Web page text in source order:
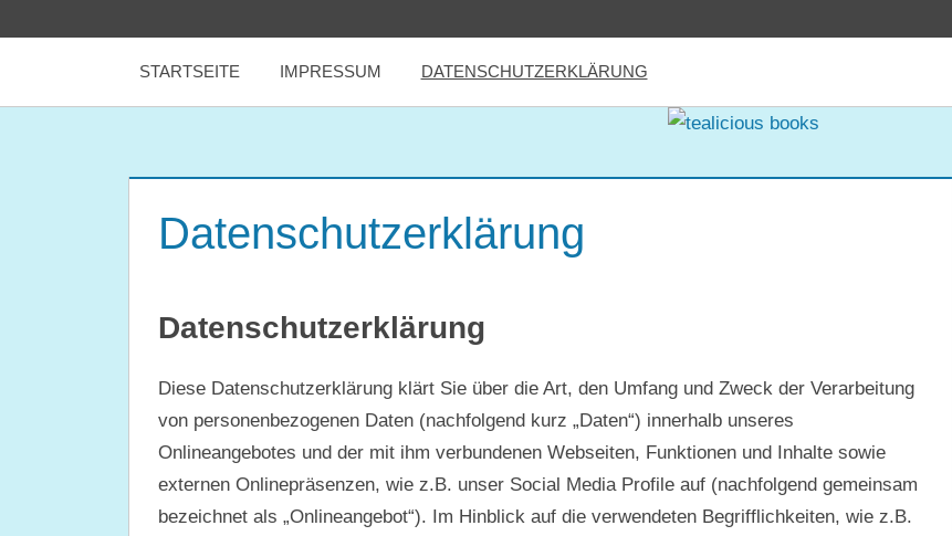
books
STARTSEITE IMPRESSUM DATENSCHUTZERKLÄRUNG
Datenschutzerklärung
Datenschutzerklärung
Diese Datenschutzerklärung klärt Sie über die Art, den Umfang und Zweck der Verarbeitung
von personenbezogenen Daten (nachfolgend kurz „Daten“) innerhalb unseres
Onlineangebotes und der mit ihm verbundenen Webseiten, Funktionen und Inhalte sowie
externen Onlinepräsenzen, wie z.B. unser Social Media Profile auf (nachfolgend gemeinsam
bezeichnet als „Onlineangebot“). Im Hinblick auf die verwendeten Begrifflichkeiten, wie z.B.